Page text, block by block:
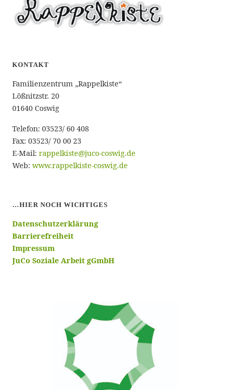
KONTAKT
Familienzentrum „Rappelkiste“
Lößnitzstr. 20
01640 Coswig
Telefon: 03523/ 60 408
Fax: 03523/ 70 00 23
E-Mail: rappelkiste@juco-coswig.de
Web: www.rappelkiste-coswig.de
…HIER NOCH WICHTIGES
Datenschutzerklärung
Barrierefreiheit
Impressum
JuCo Soziale Arbeit gGmbH